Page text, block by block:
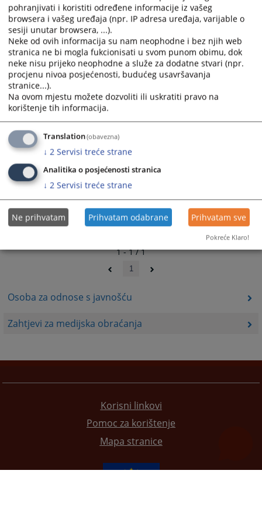
Osoba za odnose s javnošću
Zahtjevi za medijska obraćanja
and
select
a
date.
Press
the
question
mark
key
to
get
the
keyboard
shortcuts
changing
dates.
and
select
a
date.
Press
the
mark
key
to
get
the
keyboard
for
changing
dates.
1 - 1 / 1
1
Korisni linkovi
Pomoc za korištenje
Mapa stranice
pohranjivati i koristiti određene informacije iz vašeg
browsera i vašeg uređaja (npr. IP adresa uređaja, varijable o
sesiji unutar browsera, ...).
Neke od ovih informacija su nam neophodne i bez njih web
stranica ne bi mogla fukcionisati u svom punom obimu, dok
neke nisu prijeko neophodne a služe za dodatne stvari (npr.
procjenu nivoa posjećenosti, budućeg usavršavanja
stranice...).
Na ovom mjestu možete dozvoliti ili uskratiti pravo na
korištenje tih informacija.
Translation(obavezna)
↓ 2 Servisi treće strane
Analitika o posjećenosti stranica
↓ 2 Servisi treće strane
Ne prihvatam Prihvatam odabrane Prihvatam sve
Pokreće Klaro!